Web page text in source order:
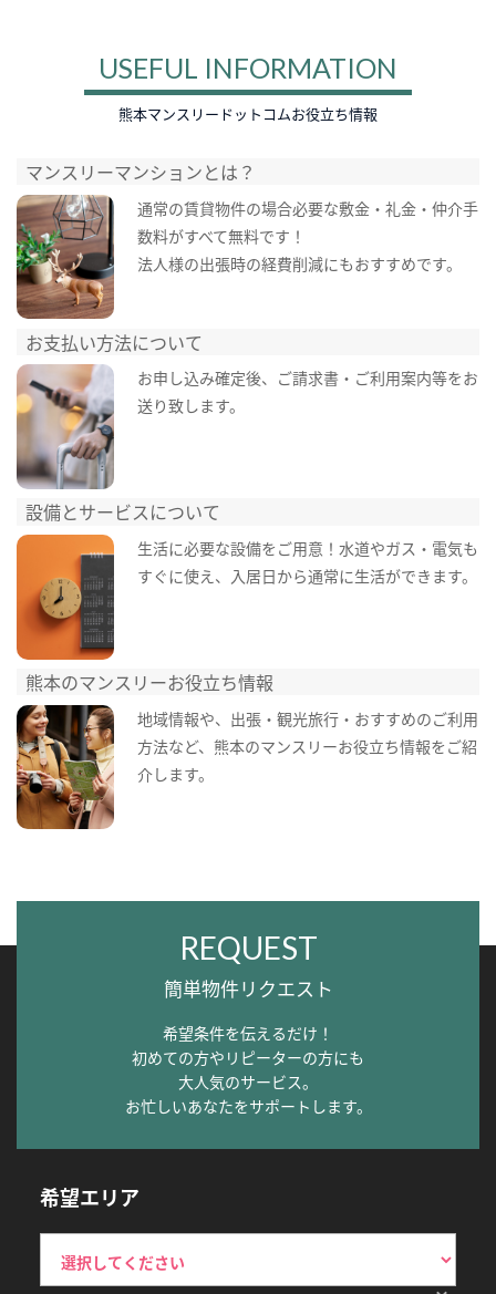
USEFUL INFORMATION
熊本マンスリードットコムお役立ち情報
マンスリーマンションとは？
通常の賃貸物件の場合必要な敷金・礼金・仲介手
数料がすべて無料です！
法人様の出張時の経費削減にもおすすめです。
お支払い方法について
お申し込み確定後、ご請求書・ご利用案内等をお
送り致します。
設備とサービスについて
生活に必要な設備をご用意！水道やガス・電気も
すぐに使え、入居日から通常に生活ができます。
熊本のマンスリーお役立ち情報
地域情報や、出張・観光旅行・おすすめのご利用
方法など、熊本のマンスリーお役立ち情報をご紹
介します。
REQUEST
簡単物件リクエスト
希望条件を伝えるだけ！
初めての方やリピーターの方にも
大人気のサービス。
お忙しいあなたをサポートします。
希望エリア